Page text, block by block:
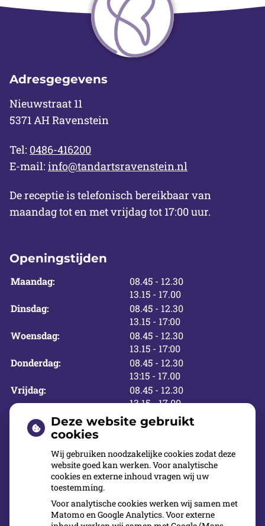
Adresgegevens
Nieuwstraat 11
5371 AH Ravenstein
Tel: 0486-416200
E-mail: info@tandartsravenstein.nl
De receptie is telefonisch bereikbaar van
maandag tot en met vrijdag tot 17:00 uur.
Openingstijden
Maandag: 08.45 tot
- 12.30
13.15 tot
- 17.00
Dinsdag:
08.45 tot
- 12.30
13.15 tot
- 17:00
Woensdag:
08.45 tot
- 12.30
13.15 tot
- 17:00
Donderdag:
08.45 tot
- 12.30
13:15 tot
- 17.00
Vrijdag:
08.45 tot
- 12.30
13.15tot
- 17.00
in Ravenstein voor uitstekende mondzorg. Goede
mondverzorging is belangrijk voor een stralende
lach en voor uw algehele gezondheid. Kwaliteit
en persoonlijk contact staan bij ons centraal. U
Deze website gebruikt
cookies
Wij gebruiken noodzakelijke cookies zodat deze
website goed kan werken. Voor analytische
cookies en externe inhoud vragen wij uw
toestemming.
Voor analytische cookies werken wij samen met
Matomo en Google Analytics. Voor externe